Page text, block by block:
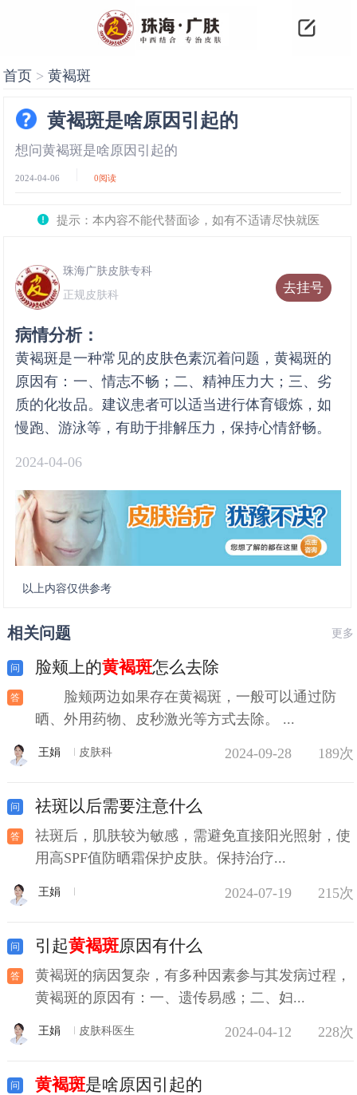
首页 >黄褐斑
黄褐斑是啥原因引起的
想问黄褐斑是啥原因引起的
2024-04-06 0阅读
提示：本内容不能代替面诊，如有不适请尽快就医
去挂号
珠海广肤皮肤专科
正规皮肤科
病情分析：
黄褐斑是一种常见的皮肤色素沉着问题，黄褐斑的
原因有：一、情志不畅；二、精神压力大；三、劣
质的化妆品。建议患者可以适当进行体育锻炼，如
慢跑、游泳等，有助于排解压力，保持心情舒畅。
2024-04-06
以上内容仅供参考
相关问题 更多
脸颊上的黄褐斑怎么去除
脸颊两边如果存在黄褐斑，一般可以通过防
晒、外用药物、皮秒激光等方式去除。 ...
王娟 皮肤科 2024-09-28 189次
祛斑以后需要注意什么
祛斑后，肌肤较为敏感，需避免直接阳光照射，使
用高SPF值防晒霜保护皮肤。保持治疗...
王娟 2024-07-19 215次
引起黄褐斑原因有什么
黄褐斑的病因复杂，有多种因素参与其发病过程，
黄褐斑的原因有：一、遗传易感；二、妇...
王娟 皮肤科医生 2024-04-12 228次
黄褐斑是啥原因引起的